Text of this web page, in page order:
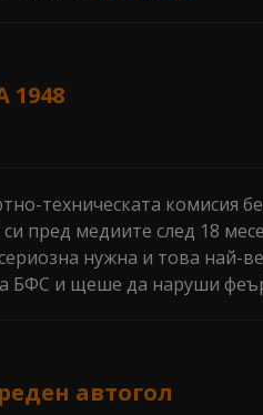
1948
техническата комисия
пред медиите след 18
нужна и това най-
БФС и щеше да наруши
автогол